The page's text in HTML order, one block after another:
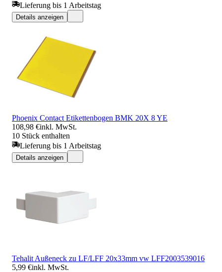
Lieferung bis 1 Arbeitstag
Details anzeigen
Phoenix Contact Etikettenbogen BMK 20X 8 YE
108,98 €inkl. MwSt.
10 Stück enthalten
Lieferung bis 1 Arbeitstag
Details anzeigen
Tehalit Außeneck zu LF/LFF 20x33mm vw LFF2003539016
5,99 €inkl. MwSt.